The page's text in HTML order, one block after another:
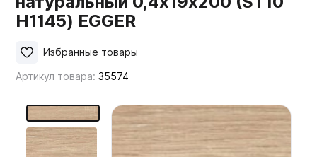
Мой ЭГГЕР
Мебельные образцы, каталоги
H1145) EGGER
Артикул товара:35574
Избранные товары